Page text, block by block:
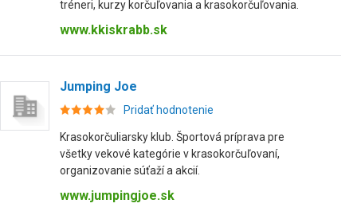
tréneri, kurzy korčuľovania a krasokorčuľovania.
www.kkiskrabb.sk
Jumping Joe
Pridať hodnotenie
Krasokorčuliarsky klub. Športová príprava pre
všetky vekové kategórie v krasokorčuľovaní,
organizovanie súťaží a akcií.
www.jumpingjoe.sk